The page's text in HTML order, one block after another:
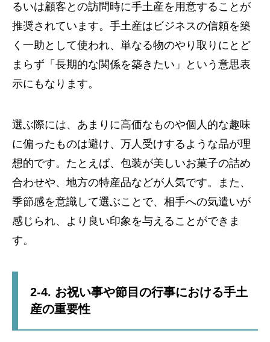
るいは顧客との訪問時に手土産を用意することが
推奨されています。手土産はビジネスの信頼を築
く一助として使われ、単なる物のやり取りにとど
まらず「長期的な関係を築きたい」という意思表
示にもなります。
選ぶ際には、あまりに高価なものや個人的な趣味
に偏ったものは避け、万人受けするような品が理
想的です。たとえば、包装が美しいお菓子の詰め
合わせや、地方の特産品などが人気です。また、
季節感を意識して選ぶことで、相手への気遣いが
感じられ、より良い印象を与えることができま
す。
2-4. お祝い事や節目の行事における手土
産の重要性